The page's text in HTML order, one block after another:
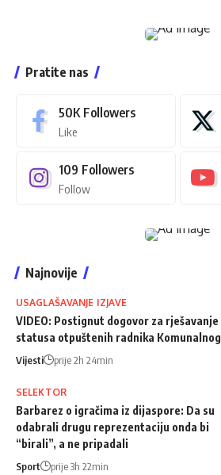
Pratite nas
50K Followers
Like
109 Followers
Follow
Najnovije
USAGLAŠAVANJE IZJAVE
VIDEO: Postignut dogovor za rješavanje
statusa otpuštenih radnika Komunalnog
Vijesti prije 2h 24min
SELEKTOR
Barbarez o igračima iz dijaspore: Da su
odabrali drugu reprezentaciju onda bi
“birali”, a ne pripadali
Sport prije 3h 22min